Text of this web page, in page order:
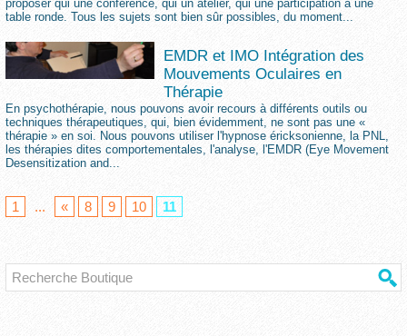
proposer qui une conférence, qui un atelier, qui une participation à une
table ronde. Tous les sujets sont bien sûr possibles, du moment...
EMDR et IMO Intégration des
Mouvements Oculaires en
Thérapie
En psychothérapie, nous pouvons avoir recours à différents outils ou
techniques thérapeutiques, qui, bien évidemment, ne sont pas une «
thérapie » en soi. Nous pouvons utiliser l'hypnose éricksonienne, la PNL,
les thérapies dites comportementales, l'analyse, l'EMDR (Eye Movement
Desensitization and...
1 ... « 8 9 10 11